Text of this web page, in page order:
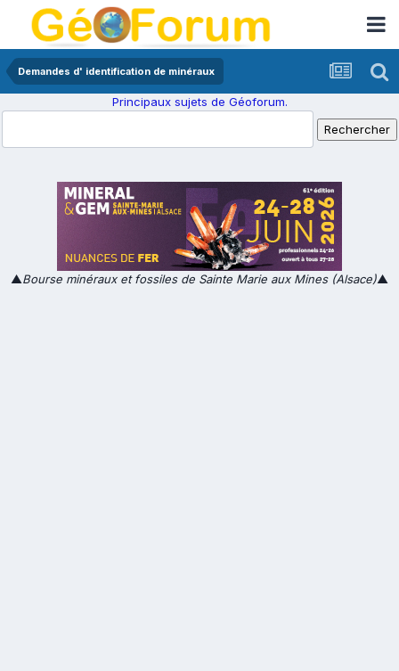
Demandes d' identification de minéraux
Principaux sujets de Géoforum.
▲Bourse minéraux et fossiles de Sainte Marie aux Mines (Alsace)▲